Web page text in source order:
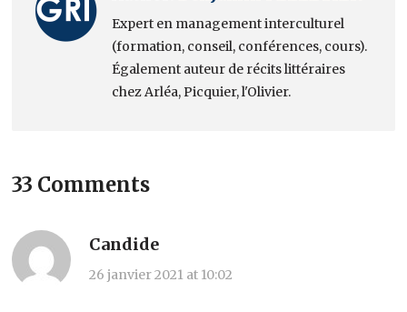
Expert en management interculturel
(formation, conseil, conférences, cours).
Également auteur de récits littéraires
chez Arléa, Picquier, l'Olivier.
33 Comments
Candide
26 janvier 2021 at 10:02